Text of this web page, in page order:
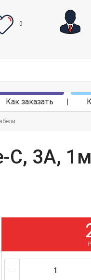
0
Как заказать
C, 3А,